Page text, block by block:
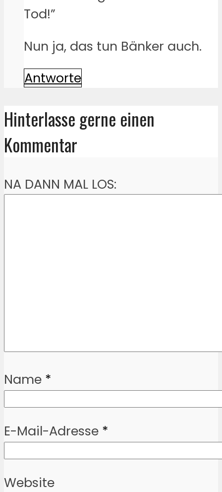
Tod!”
Nun ja, das tun Bänker auch.
Antworte
Hinterlasse gerne einen
Kommentar
NA DANN MAL LOS:
Name *
E-Mail-Adresse *
Website